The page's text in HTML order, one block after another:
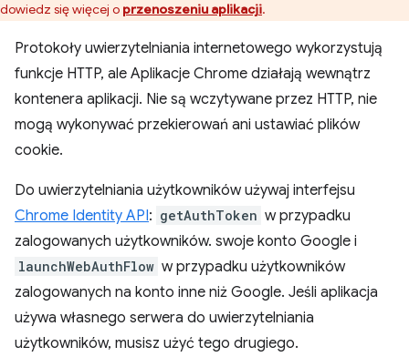
dowiedz się więcej o przenoszeniu aplikacji.
Protokoły uwierzytelniania internetowego wykorzystują
funkcje HTTP, ale Aplikacje Chrome działają wewnątrz
kontenera aplikacji. Nie są wczytywane przez HTTP, nie
mogą wykonywać przekierowań ani ustawiać plików
cookie.
Do uwierzytelniania użytkowników używaj interfejsu
Chrome Identity API: getAuthToken w przypadku
zalogowanych użytkowników. swoje konto Google i
launchWebAuthFlow w przypadku użytkowników
zalogowanych na konto inne niż Google. Jeśli aplikacja
używa własnego serwera do uwierzytelniania
użytkowników, musisz użyć tego drugiego.